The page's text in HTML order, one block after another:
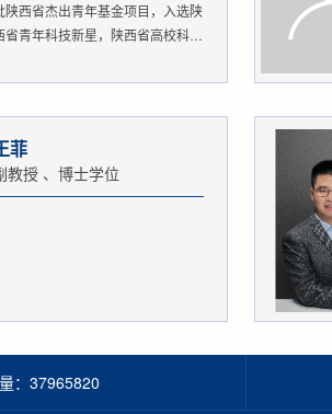
陕西省杰出青年基金项目，入选陕
省青年科技新星，陕西省高校科
菲
教授 、博士学位
： 37965820